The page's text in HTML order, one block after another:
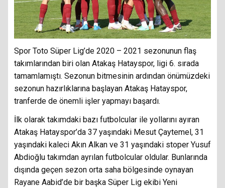
Spor Toto Süper Lig’de 2020 – 2021 sezonunun flaş
takımlarından biri olan Atakaş Hatayspor, ligi 6. sırada
tamamlamıştı. Sezonun bitmesinin ardından önümüzdeki
sezonun hazırlıklarına başlayan Atakaş Hatayspor,
tranferde de önemli işler yapmayı başardı.
İlk olarak takımdaki bazı futbolcular ile yollarını ayıran
Atakaş Hatayspor’da 37 yaşındaki Mesut Çaytemel, 31
yaşındaki kaleci Akın Alkan ve 31 yaşındaki stoper Yusuf
Abdioğlu takımdan ayrılan futbolcular oldular. Bunlarında
dışında geçen sezon orta saha bölgesinde oynayan
Rayane Aabid’de bir başka Süper Lig ekibi Yeni